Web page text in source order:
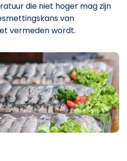
die niet hoger mag zijn
van
vermeden wordt.